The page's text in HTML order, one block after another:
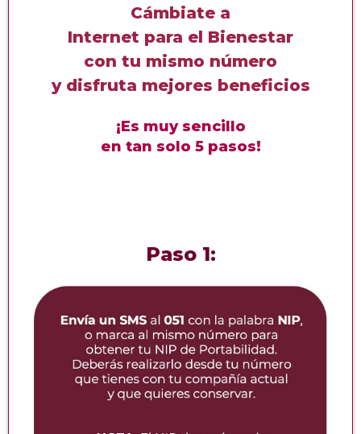
Cámbiate a
Internet para el Bienestar
con tu mismo número
y disfruta mejores beneficios
¡Es muy sencillo
en tan solo 5 pasos!
Paso 1: